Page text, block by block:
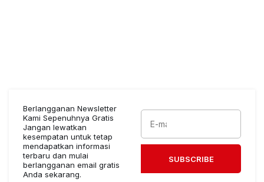
Berlangganan Newsletter
Kami Sepenuhnya Gratis
Jangan lewatkan
kesempatan untuk tetap
mendapatkan informasi
terbaru dan mulai
berlangganan email gratis
Anda sekarang.
SUBSCRIBE